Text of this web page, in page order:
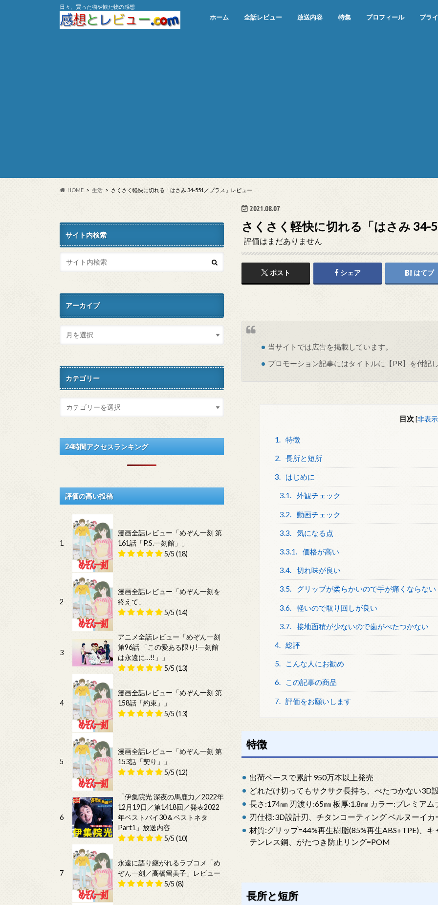
日々、買った物や観た物の感想
ホーム 全話レビュー 放送内容 特集 プロフィール プラ
HOME 生活 さくさく軽快に切れる「はさみ 34-551／プラス」レビュー
2021.08.07
さくさく軽快に切れる「はさみ 34-
評価はまだありません
ポスト シェア はてブ
当サイトでは広告を掲載しています。
プロモーション記事にはタイトルに【PR】を付記
目次 [非表示
1. 特徴
2. 長所と短所
3. はじめに
3.1. 外観チェック
3.2. 動画チェック
3.3. 気になる点
3.3.1. 価格が高い
3.4. 切れ味が良い
3.5. グリップが柔らかいので手が痛くならない
3.6. 軽いので取り回しが良い
3.7. 接地面積が少ないので歯がべたつかない
4. 総評
5. こんな人にお勧め
6. この記事の商品
7. 評価をお願いします
特徴
出荷ベースで累計 950万本以上発売
どれだけ切ってもサクサク長持ち、べたつかない3D
長さ:174㎜ 刃渡り:65㎜ 板厚:1.8㎜ カラー:プレミアム
刃仕様:3D設計刃、チタンコーティング ベルヌーイカ
材質:グリップ=44%再生樹脂(85%再生ABS+TPE)、
テンレス鋼、がたつき防止リング=POM
長所と短所
サイト内検索
アーカイブ
カテゴリー
24時間アクセスランキング
評価の高い投稿
1
漫画全話レビュー「めぞん一刻 第
161話「P.S.一刻館」」
5/5 (18)
2
漫画全話レビュー「めぞん一刻を
終えて」
5/5 (14)
3
アニメ全話レビュー「めぞん一刻
第96話 「この愛ある限り!一刻館
は永遠に…!!」」
5/5 (13)
4
漫画全話レビュー「めぞん一刻 第
158話「約束」」
5/5 (13)
5
漫画全話レビュー「めぞん一刻 第
153話「契り」」
5/5 (12)
6
「伊集院光 深夜の馬鹿力／2022年
12月19日／第1418回／発表2022
年ベストバイ30＆ベストネタ
Part1」放送内容
5/5 (10)
7
永遠に語り継がれるラブコメ「め
ぞん一刻／高橋留美子」レビュー
5/5 (8)